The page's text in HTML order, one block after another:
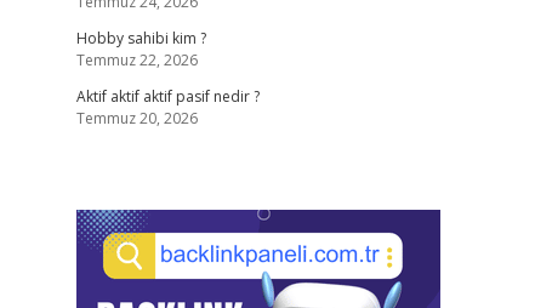
Hobby sahibi kim ?
Temmuz 22, 2026
Aktif aktif aktif pasif nedir ?
Temmuz 20, 2026